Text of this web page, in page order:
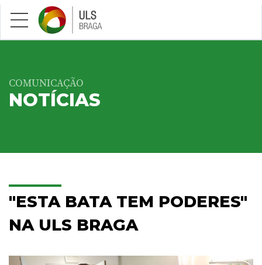
Saltar para conteúdo principal
COMUNICAÇÃO
NOTÍCIAS
"ESTA BATA TEM PODERES"
NA ULS BRAGA